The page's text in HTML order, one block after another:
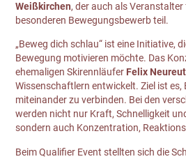
Weißkirchen, der auch als
besonderen Bewegungsbewerb teil.
„Beweg dich schlau“ ist eine Initiative,
Bewegung motivieren möchte. Das
ehemaligen Skirennläufer Felix
Wissenschaftlern entwickelt. Ziel ist es,
miteinander zu verbinden. Bei den
werden nicht nur Kraft, Schnelligkeit
sondern auch Konzentration,
Beim Qualifier Event stellten sich die